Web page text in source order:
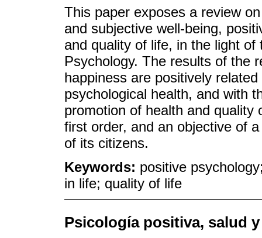
This paper exposes a review
and subjective well-being,
and quality of life, in the light
Psychology. The results of the
happiness are positively
psychological health, and with
promotion of health and quality
first order, and an objective of
of its citizens.
Keywords: positive
in life; quality of life
Psicología positiva, salud